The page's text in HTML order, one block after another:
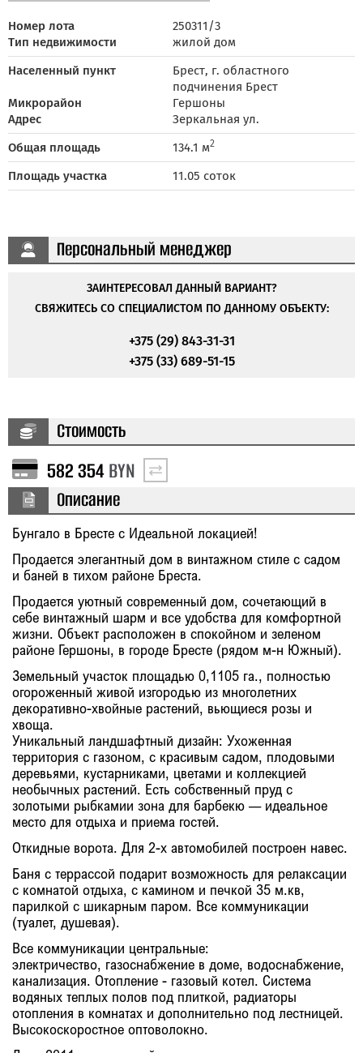
Номер лота
250311/3
Тип недвижимости
жилой дом
Населенный пункт
Брест, г. областного
подчинения Брест
Микрорайон
Гершоны
Адрес
Зеркальная ул.
Общая площадь
134.1 м2
Площадь участка 11.05 соток
Персональный менеджер
ЗАИНТЕРЕСОВАЛ ДАННЫЙ ВАРИАНТ?
СВЯЖИТЕСЬ СО СПЕЦИАЛИСТОМ ПО ДАННОМУ ОБЪЕКТУ:
+375 (29) 843-31-31
+375 (33) 689-51-15
Стоимость
582 354BYN
Описание
Бунгало в Бресте с Идеальной локацией!
Продается элегантный дом в винтажном стиле с садом
и баней в тихом районе Бреста.
Продается уютный современный дом, сочетающий в
себе винтажный шарм и все удобства для комфортной
жизни. Объект расположен в спокойном и зеленом
районе Гершоны, в городе Бресте (рядом м-н Южный).
Земельный участок площадью 0,1105 га., полностью
огороженный живой изгородью из многолетних
декоративно-хвойные растений, вьющиеся розы и
хвоща.
Уникальный ландшафтный дизайн: Ухоженная
территория с газоном, с красивым садом, плодовыми
деревьями, кустарниками, цветами и коллекцией
необычных растений. Есть собственный пруд с
золотыми рыбкамии зона для барбекю — идеальное
место для отдыха и приема гостей.
Откидные ворота. Для 2-х автомобилей построен навес.
Баня с террассой подарит возможность для релаксации
с комнатой отдыха, с камином и печкой 35 м.кв,
парилкой с шикарным паром. Все коммуникации
(туалет, душевая).
Все коммуникации центральные:
электричество, газоснабжение в доме, водоснабжение,
канализация. Отопление - газовый котел. Система
водяных теплых полов под плиткой, радиаторы
отопления в комнатах и дополнительно под лестницей.
Высокоскоростное оптоволокно.